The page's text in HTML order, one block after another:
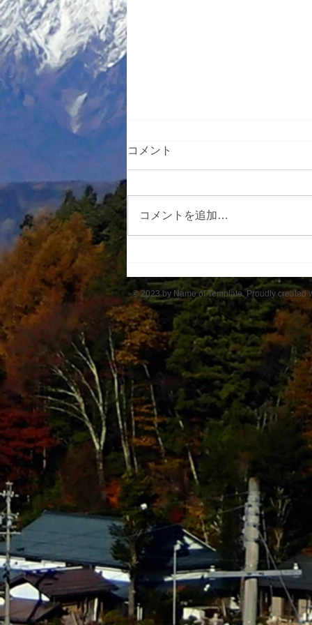
コメント
コメントを追加…
© 2023 by Name of Template. Proudly created